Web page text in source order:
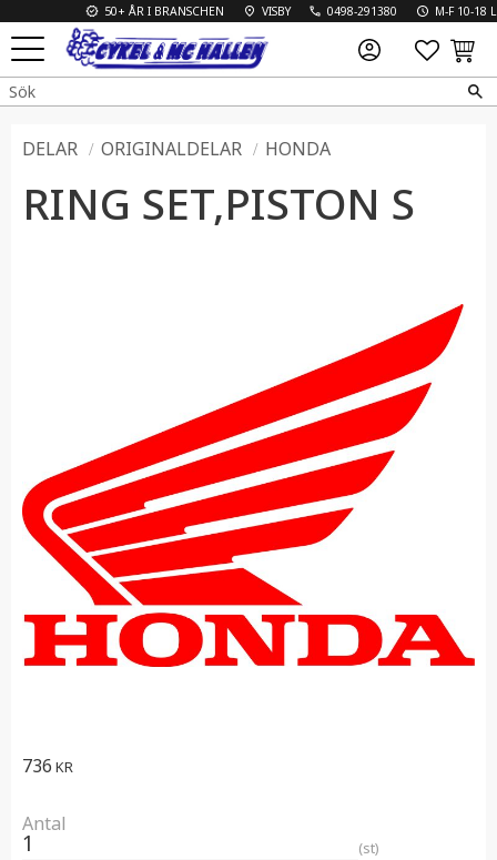
Meny
50+ ÅR I BRANSCHEN VISBY 0498-291380 M-F 10-18 L
DELAR ORIGINALDELAR HONDA
RING SET,PISTON S
736 KR
Antal
st